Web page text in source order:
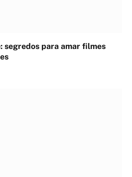
segredos para amar filmes